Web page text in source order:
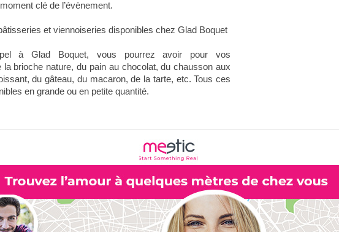
clé de l’évènement.
et viennoiseries disponibles chez Glad Boquet
à Glad Boquet, vous pourrez avoir pour vos
la brioche nature, du pain au chocolat, du chausson aux
du gâteau, du macaron, de la tarte, etc. Tous ces
en grande ou en petite quantité.